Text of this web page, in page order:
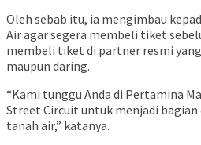
Oleh sebab itu, ia mengimbau
Air agar segera membeli tiket
membeli tiket di partner resmi
maupun daring.
“Kami tunggu Anda di Pertamina
Street Circuit untuk menjadi
tanah air,” katanya.